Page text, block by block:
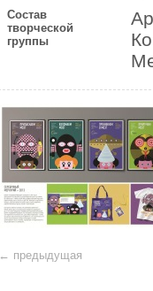
Состав
творческой
группы
← предыдущая